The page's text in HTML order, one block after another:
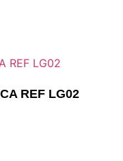
REF LG02